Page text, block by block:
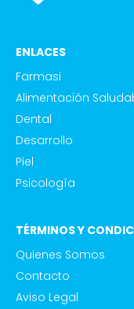
ENLACES
Farmasi
Alimentación
Dental
Desarrollo
Piel
Psicología
TÉRMINOS Y
Quienes Somos
Contacto
Aviso Legal